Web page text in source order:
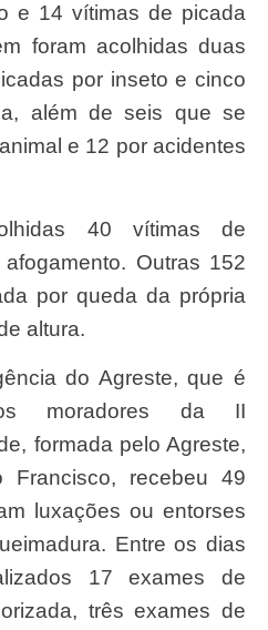
e 14 vítimas de picada
foram acolhidas duas
por inseto e cinco
além de seis que se
e 12 por acidentes
Outras 152
por queda da própria
altura.
moradores da II
formada pelo Agreste,
recebeu 49
luxações ou entorses
Entre os dias
17 exames de
três exames de